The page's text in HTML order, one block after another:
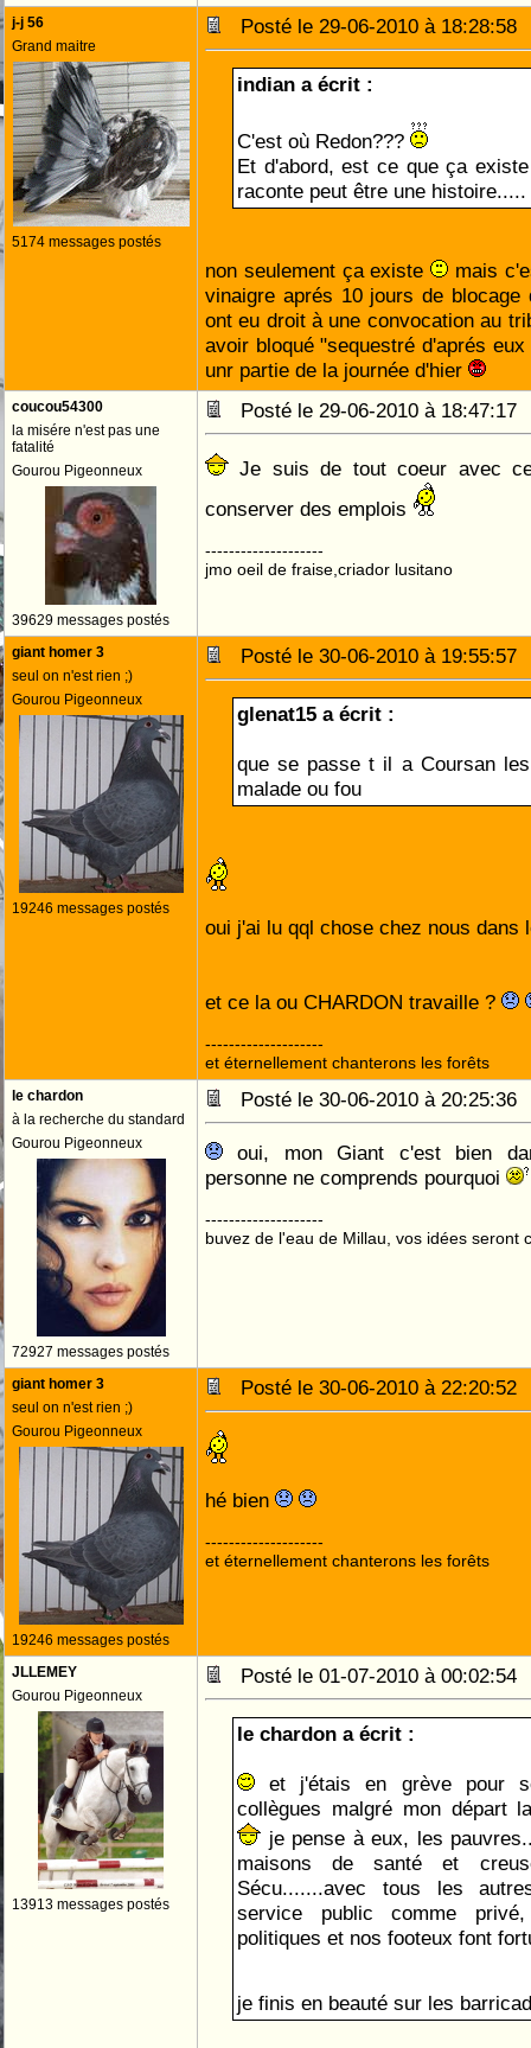
j-j 56
Grand maitre
5174 messages postés
Posté le 29-06-2010 à
indian a écrit :
C'est où Redon???
Et d'abord, est ce que ça
raconte peut être une histoire.....
non seulement ça existe
mais
vinaigre aprés 10 jours de
ont eu droit à une convocation au
avoir bloqué "sequestré d'aprés
unr partie de la journée d'hier
coucou54300
la misére n'est pas une
fatalité
Gourou Pigeonneux
39629 messages postés
Posté le 29-06-2010 à
Je suis de tout coeur avec
conserver des emplois
--------------------
jmo oeil de fraise,criador lusitano
giant homer 3
seul on n'est rien ;)
Gourou Pigeonneux
19246 messages postés
Posté le 30-06-2010 à
glenat15 a écrit :
que se passe t il a Coursan
malade ou fou
oui j'ai lu qql chose chez nous dans
et ce la ou CHARDON travaille ?
--------------------
et éternellement chanterons les forêts
le chardon
à la recherche du standard
Gourou Pigeonneux
72927 messages postés
Posté le 30-06-2010 à
oui, mon Giant c'est bien
personne ne comprends pourquoi
--------------------
buvez de l'eau de Millau, vos idées seront
giant homer 3
seul on n'est rien ;)
Gourou Pigeonneux
19246 messages postés
Posté le 30-06-2010 à
hé bien
--------------------
et éternellement chanterons les forêts
JLLEMEY
Gourou Pigeonneux
13913 messages postés
Posté le 01-07-2010 à
le chardon a écrit :
et j'étais en grève pour
collègues malgré mon départ
je pense à eux, les
maisons de santé et
Sécu.......avec tous les
service public comme
politiques et nos footeux font
je finis en beauté sur les